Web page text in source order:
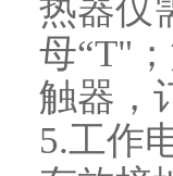
热器仅
母“T"
触器，
5.工作